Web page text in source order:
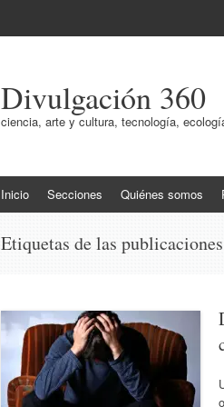
Divulgación 360
ciencia, arte y cultura, tecnología,
Inicio Secciones Quiénes somos
Etiquetas de las